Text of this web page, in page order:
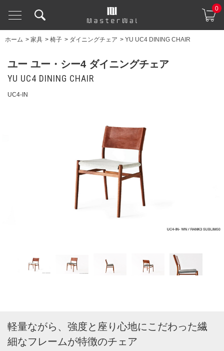
0
ホーム > 家具 > 椅子 > ダイニングチェア > YU UC4 DINING CHAIR
ユー ユー・シー4 ダイニングチェア
YU UC4 DINING CHAIR
UC4-IN
軽量ながら、強度と座り心地にこだわった繊
細なフレームが特徴のチェア